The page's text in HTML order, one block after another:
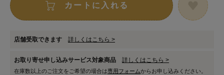
カートに入れる
店舗受取できます 詳しくはこちら >
お取り寄せ申し込みサービス対象商品 詳しくはこちら >
在庫数以上のご注文をご希望の場合は専用フォームからお申し込みください。